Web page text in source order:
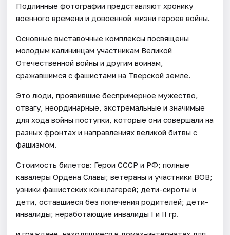
Подлинные фотографии представляют хронику
военного времени и довоенной жизни героев войны.
Основные выставочные комплексы посвящены
молодым калининцам участникам Великой
Отечественной войны и другим воинам,
сражавшимся с фашистами на Тверской земле.
Это люди, проявившие беспримерное мужество,
отвагу, неординарные, экстремальные и значимые
для хода войны поступки, которые они совершали на
разных фронтах и направлениях великой битвы с
фашизмом.
Стоимость билетов: Герои СССР и РФ; полные
кавалеры Ордена Славы; ветераны и участники ВОВ;
узники фашистских концлагерей; дети-сироты и
дети, оставшиеся без попечения родителей; дети-
инвалиды; неработающие инвалиды I и II гр.